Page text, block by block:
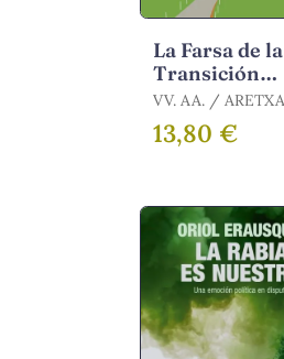
La Farsa de la
Transición
Ecológico-
Energética
VV. AA. / ARETXABALA,
ANTONIO / TAIBO,
CAR / TURIEL,
13,80 €